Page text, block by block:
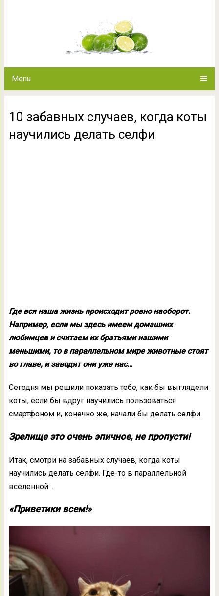
Menu
10 забавных случаев, когда коты
научились делать селфи
Где вся наша жизнь происходит ровно наоборот.
Например, если мы здесь имеем домашних
любимцев и считаем их братьями нашими
меньшими, то в параллельном мире животные стоят
во главе, и заводят они уже нас…
Сегодня мы решили показать тебе, как бы выглядели
коты, если бы вдруг научились пользоваться
смартфоном и, конечно же, начали бы делать селфи.
Зрелище это очень эпичное, не пропусти!
Итак, смотри на забавных случаев, когда коты
научились делать селфи. Где-то в параллельной
вселенной…
«Приветики всем!»